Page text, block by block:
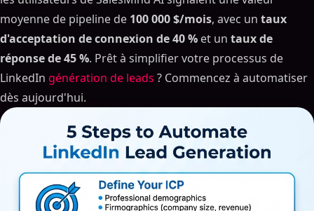
moyenne de pipeline de 100 000 $/mois, avec un taux
d'acceptation de connexion de 40 % et un taux de
réponse de 45 %. Prêt à simplifier votre processus de
LinkedIn génération de leads ? Commencez à automatiser
dès aujourd'hui.